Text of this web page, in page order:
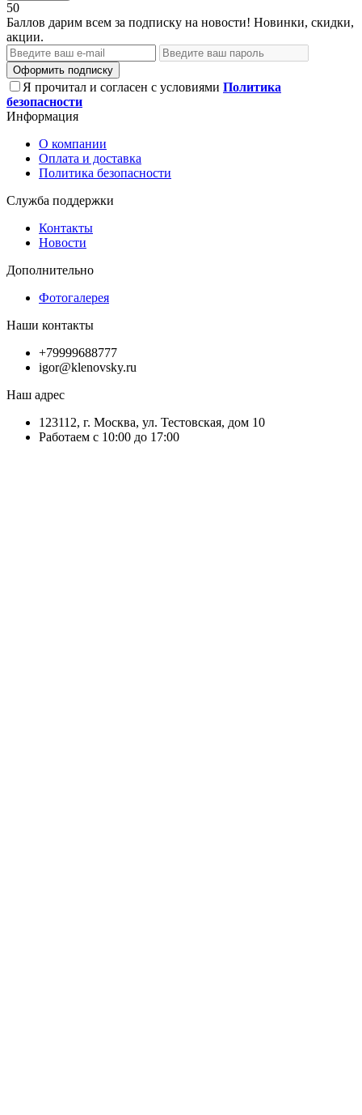
50
Баллов дарим всем за подписку на новости! Новинки, скидки,
акции.
Оформить подписку
Я прочитал и согласен с условиями Политика
безопасности
Информация
О компании
Оплата и доставка
Политика безопасности
Служба поддержки
Контакты
Новости
Дополнительно
Фотогалерея
Наши контакты
+79999688777
igor@klenovsky.ru
Наш адрес
123112, г. Москва, ул. Тестовская, дом 10
Работаем с 10:00 до 17:00